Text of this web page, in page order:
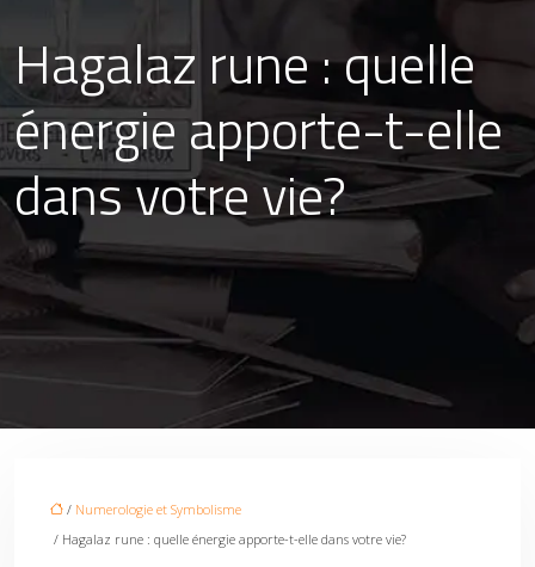
Hagalaz rune : quelle
énergie apporte-t-elle
dans votre vie?
/ Numerologie et Symbolisme
/ Hagalaz rune : quelle énergie apporte-t-elle dans votre vie?